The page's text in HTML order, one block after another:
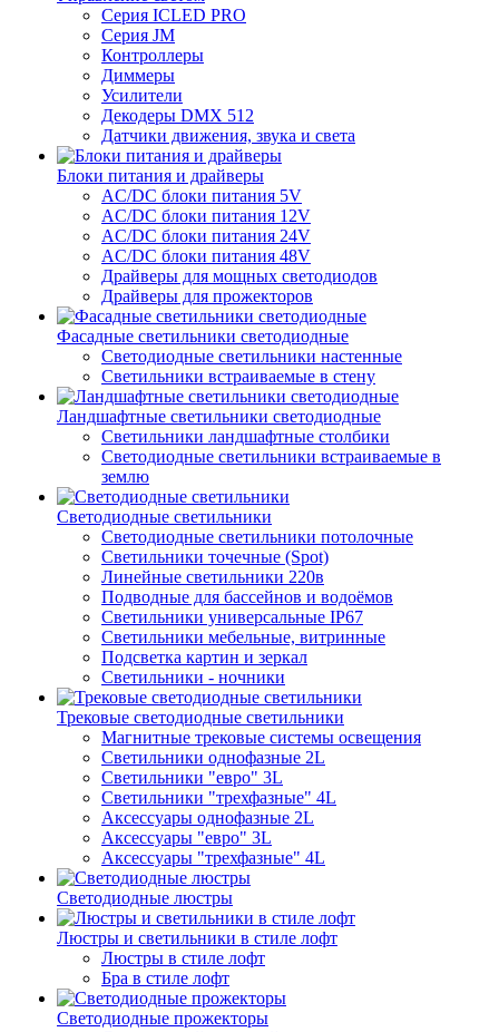
Серия ICLED PRO
Серия JM
Контроллеры
Диммеры
Усилители
Декодеры DMX 512
Датчики движения, звука и света
Блоки питания и драйверы
AC/DC блоки питания 5V
AC/DC блоки питания 12V
AC/DC блоки питания 24V
AC/DC блоки питания 48V
Драйверы для мощных светодиодов
Драйверы для прожекторов
Фасадные светильники светодиодные
Светодиодные светильники настенные
Светильники встраиваемые в стену
Ландшафтные светильники светодиодные
Светильники ландшафтные столбики
Светодиодные светильники встраиваемые в
землю
Светодиодные светильники
Светодиодные светильники потолочные
Светильники точечные (Spot)
Линейные светильники 220в
Подводные для бассейнов и водоёмов
Светильники универсальные IP67
Светильники мебельные, витринные
Подсветка картин и зеркал
Светильники - ночники
Трековые светодиодные светильники
Магнитные трековые системы освещения
Светильники однофазные 2L
Светильники "евро" 3L
Светильники "трехфазные" 4L
Аксессуары однофазные 2L
Аксессуары "евро" 3L
Аксессуары "трехфазные" 4L
Светодиодные люстры
Люстры и светильники в стиле лофт
Люстры в стиле лофт
Бра в стиле лофт
Светодиодные прожекторы